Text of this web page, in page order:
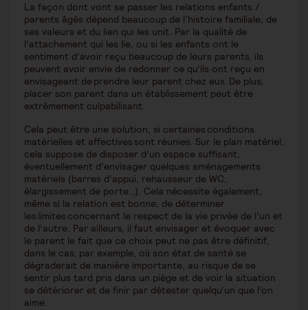
La façon dont vont se passer les relations enfants /
parents âgés dépend beaucoup de l’histoire familiale, de
ses valeurs et du lien qui les unit. Par la qualité de
l’attachement qui les lie, ou si les enfants ont le
sentiment d’avoir reçu beaucoup de leurs parents, ils
peuvent avoir envie de redonner ce qu’ils ont reçu en
envisageant de prendre leur parent chez eux. De plus,
placer son parent dans un établissement peut être
extrêmement culpabilisant.
Cela peut être une solution, si certaines conditions
matérielles et affectives sont réunies. Sur le plan matériel,
cela suppose de disposer d’un espace suffisant,
éventuellement d’envisager quelques aménagements
matériels (barres d’appui, rehausseur de WC,
élargissement de porte…). Cela nécessite également,
même si la relation est bonne, de déterminer
les limites concernant le respect de la vie privée de l’un et
de l’autre. Par ailleurs, il faut envisager et évoquer avec
le parent le fait que ce choix peut ne pas être définitif,
dans le cas, par exemple, où son état de santé se
dégraderait de manière importante, au risque de se
sentir plus tard pris dans un piège et de voir la situation
se détériorer et de finir par détester quelqu’un que l’on
aime.